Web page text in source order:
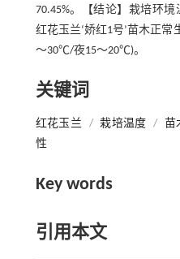
70.45%。【结论】栽培环
红花玉兰‘娇红1号’苗木正
～30℃/夜15～20℃)。
关键词
红花玉兰 / 栽培温度 / 苗
性
Key words
引用本文